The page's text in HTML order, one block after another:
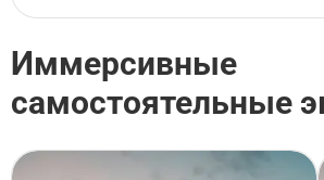
Иммерсивные
самостоятельные